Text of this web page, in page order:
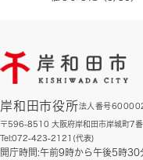
岸和田市役所法人番号
〒596-8510 大阪府岸和田市岸城町7
Tel:072-423-2121(代表)
開庁時間:午前9時から午後5時30